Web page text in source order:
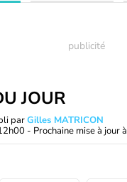
JOUR
parGilles MATRICON
- Prochaine mise à jour à